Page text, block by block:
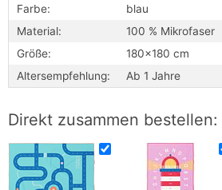
Farbe:
blau
Material:
100 % Mikrofaser
Größe:
180x180 cm
Altersempfehlung:
Ab 1 Jahre
Direkt zusammen bestellen: